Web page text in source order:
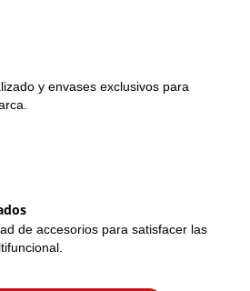
y envases exclusivos para
de accesorios para satisfacer las